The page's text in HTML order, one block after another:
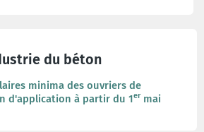
du béton
minima des ouvriers de
d'application à partir du 1ermai